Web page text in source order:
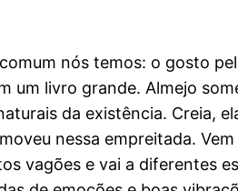
nós temos: o gosto
um livro grande. Almejo
da existência. Creia,
nessa empreitada.
vagões e vai a diferentes